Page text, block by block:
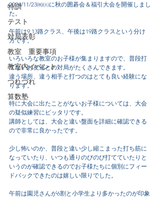
特訓
テスト
対局表彰
教室 重要事項
教室内イベント
つれづれ
算数塾
2024/11/23㈷㈯に秋の囲碁会＆福引大会を開催しまし
た。
午前は9,13路クラス、午後は19路クラスという分け
方です。
いろいろな教室のお子様が集まりますので、普段打
てないお友達との対局がたくさんできます。
違う場所、違う相手と打つのはとても良い経験にな
ります。
特に大会に出たことがないお子様については、大会
の疑似練習にピッタリです。
講師としては、大会と違い盤面を詳細に確認できる
ので非常に良かったです。
少し怖いのか、普段と違い少し縮こまった打ち筋に
なっていたり、いつも通りのびのび打てていたりと
いうのが確認できるのでお子様たちに個別にフィー
ドバックできたのは嬉しい限りでした。
午前は園児さんが6割と小学生より多かったのが印象